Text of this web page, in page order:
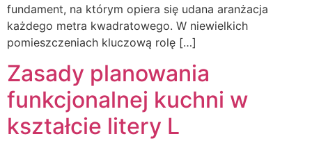
fundament, na którym opiera się udana aranżacja
każdego metra kwadratowego. W niewielkich
pomieszczeniach kluczową rolę […]
Zasady planowania
funkcjonalnej kuchni w
kształcie litery L